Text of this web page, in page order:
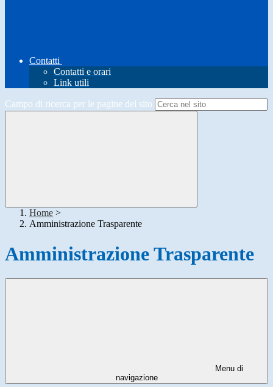
Contatti
Contatti e orari
Link utili
Campo di ricerca per le pagine del sito
Home >
Amministrazione Trasparente
Amministrazione Trasparente
Menu di
navigazione